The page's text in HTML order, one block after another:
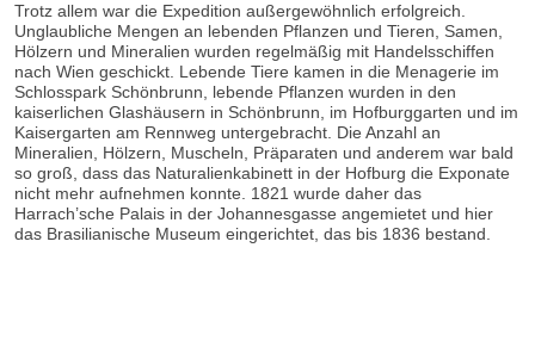
Trotz allem war die Expedition außergewöhnlich erfolgreich.
Unglaubliche Mengen an lebenden Pflanzen und Tieren, Samen,
Hölzern und Mineralien wurden regelmäßig mit Handelsschiffen
nach Wien geschickt. Lebende Tiere kamen in die Menagerie im
Schlosspark Schönbrunn, lebende Pflanzen wurden in den
kaiserlichen Glashäusern in Schönbrunn, im Hofburggarten und im
Kaisergarten am Rennweg untergebracht. Die Anzahl an
Mineralien, Hölzern, Muscheln, Präparaten und anderem war bald
so groß, dass das Naturalienkabinett in der Hofburg die Exponate
nicht mehr aufnehmen konnte. 1821 wurde daher das
Harrach’sche Palais in der Johannesgasse angemietet und hier
das Brasilianische Museum eingerichtet, das bis 1836 bestand.